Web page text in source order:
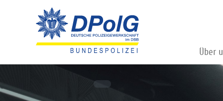
Über